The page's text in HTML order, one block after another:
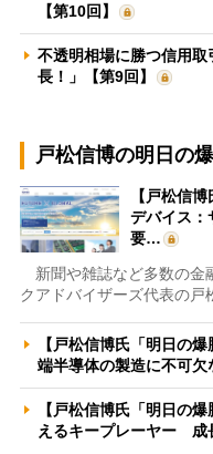
【第10回】
不透明相場に勝つ信用
長！」【第9回】
戸松信博の明日の
【戸松信
デバイス：
要…
新聞や雑誌など多数の金
クアドバイザーズ代表の戸
【戸松信博氏「明日の
端半導体の製造に不可
【戸松信博氏「明日の
えるキープレーヤー